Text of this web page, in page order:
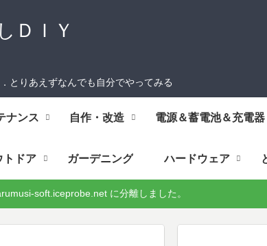
ＤＩＹ
とりあえずなんでも自分でやってみる
ナンス 自作・改造 電源＆蓄電池＆充電器
トドア ガーデニング ハードウェア
soft.iceprobe.net に分離しました。